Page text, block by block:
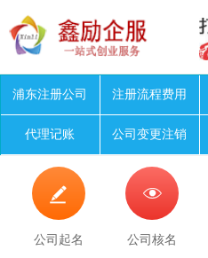
浦东注册公司 注册流程费用
代理记账 公司变更注销

公司起名

公司核名